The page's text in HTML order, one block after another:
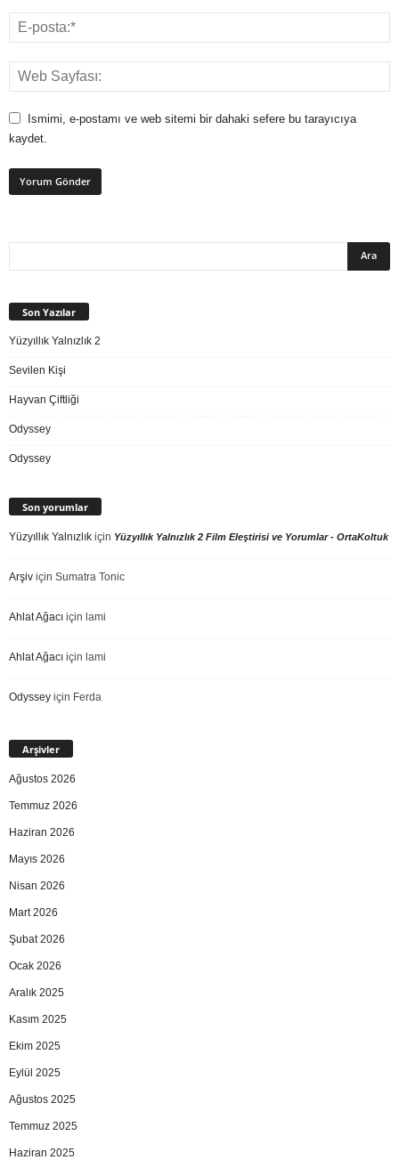
Ismimi, e-postamı ve web sitemi bir dahaki sefere bu tarayıcıya
kaydet.
Son Yazılar
Yüzyıllık Yalnızlık 2
Sevilen Kişi
Hayvan Çiftliği
Odyssey
Odyssey
Son yorumlar
Yüzyıllık Yalnızlık için Yüzyıllık Yalnızlık 2 Film Eleştirisi ve Yorumlar - OrtaKoltuk
Arşiv için Sumatra Tonic
Ahlat Ağacı için lami
Ahlat Ağacı için lami
Odyssey için Ferda
Arşivler
Ağustos 2026
Temmuz 2026
Haziran 2026
Mayıs 2026
Nisan 2026
Mart 2026
Şubat 2026
Ocak 2026
Aralık 2025
Kasım 2025
Ekim 2025
Eylül 2025
Ağustos 2025
Temmuz 2025
Haziran 2025